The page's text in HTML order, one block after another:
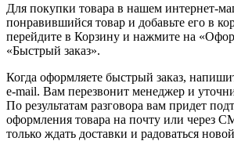
Для покупки товара в нашем интернет-
понравившийся товар и добавьте его в
перейдите в Корзину и нажмите на
«Быстрый заказ».
Когда оформляете быстрый заказ,
e-mail. Вам перезвонит менеджер и
По результатам разговора вам придет
оформления товара на почту или через
только ждать доставки и радоваться